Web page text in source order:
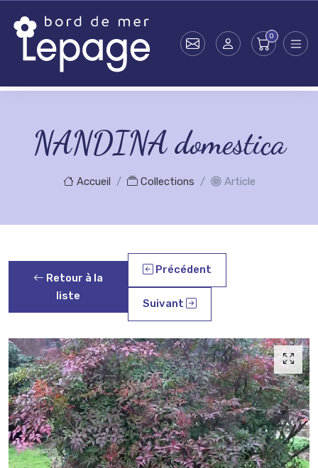
NANDINA domestica
Accueil Collections Article
Retour à la
liste
Précédent
Suivant